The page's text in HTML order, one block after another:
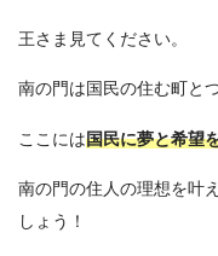
王さま見てください。
南の門は国民の住む町と
ここには国民に夢と希望
南の門の住人の理想を叶
しょう！